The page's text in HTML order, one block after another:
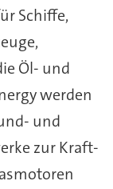
Schiffe,
Öl- und
werden
und
zur Kraft-